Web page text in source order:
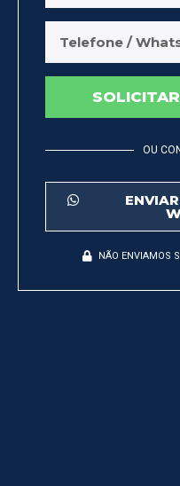
OU
NÃO ENVIAMOS